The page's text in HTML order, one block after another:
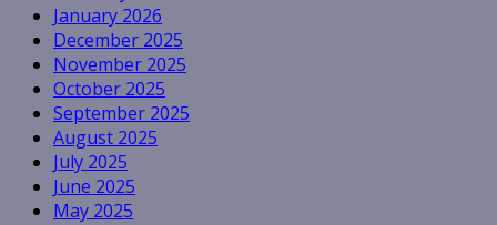
January 2026
December 2025
November 2025
October 2025
September 2025
August 2025
July 2025
June 2025
May 2025